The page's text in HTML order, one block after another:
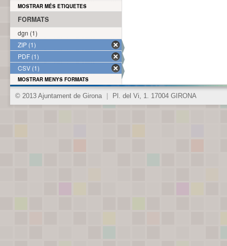
MOSTRAR MÉS ETIQUETES
FORMATS
dgn (1)
ZIP (1)
PDF (1)
CSV (1)
MOSTRAR MENYS FORMATS
© 2013 Ajuntament de Girona Pl. del Vi, 1. 17004 GIRONA